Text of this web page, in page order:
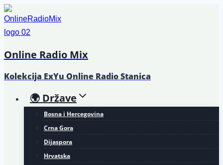
Skip
to
content
Online Radio Mix
Kolekcija ExYu Online Radio Stanica
🌍 Države
Bosna i Hercegovina
Crna Gora
Dijaspora
Hrvatska